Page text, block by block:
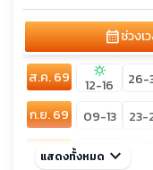
calendar_monthช่วงเ
ส.ค. 69 sunny
12-16
26-
ก.ย. 69
09-13
23-
ต.ค. 69
07-11 sunny
แสดงทั้งหมด keyboard_arrow_down